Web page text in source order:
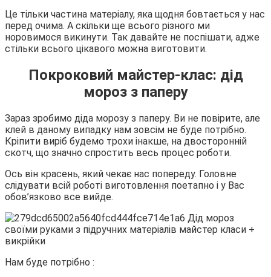
Це тільки частина матеріалу, яка щодня бовтається у нас
перед очима. А скільки ще всього різного ми
норовимося викинути. Так давайте не поспішати, адже
стільки всього цікавого можна виготовити.
Покроковий майстер-клас: дід
мороз з паперу
Зараз зробимо діда морозу з паперу. Ви не повірите, але
клей в даному випадку нам зовсім не буде потрібно.
Кріпити виріб будемо трохи інакше, на двосторонній
скотч, що значно спростить весь процес роботи.
Ось він красень, який чекає нас попереду. Головне
слідувати всій роботі виготовлення поетапно і у Вас
обов’язково все вийде.
Нам буде потрібно :